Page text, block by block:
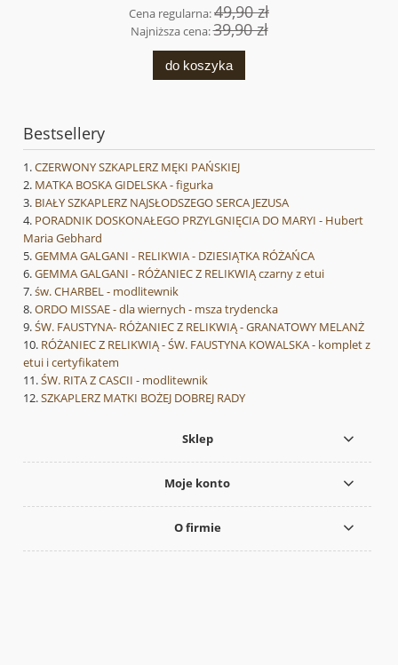
Cena regularna:49,90 zł
Najniższa cena:39,90 zł
do koszyka
Bestsellery
CZERWONY SZKAPLERZ MĘKI PAŃSKIEJ
MATKA BOSKA GIDELSKA - figurka
BIAŁY SZKAPLERZ NAJSŁODSZEGO SERCA JEZUSA
PORADNIK DOSKONAŁEGO PRZYLGNIĘCIA DO MARYI - Hubert
Maria Gebhard
GEMMA GALGANI - RELIKWIA - DZIESIĄTKA RÓŻAŃCA
GEMMA GALGANI - RÓŻANIEC Z RELIKWIĄ czarny z etui
św. CHARBEL - modlitewnik
ORDO MISSAE - dla wiernych - msza trydencka
ŚW. FAUSTYNA- RÓŻANIEC Z RELIKWIĄ - GRANATOWY MELANŻ
RÓŻANIEC Z RELIKWIĄ - ŚW. FAUSTYNA KOWALSKA - komplet z
etui i certyfikatem
ŚW. RITA Z CASCII - modlitewnik
SZKAPLERZ MATKI BOŻEJ DOBREJ RADY
Sklep
Moje konto
O firmie